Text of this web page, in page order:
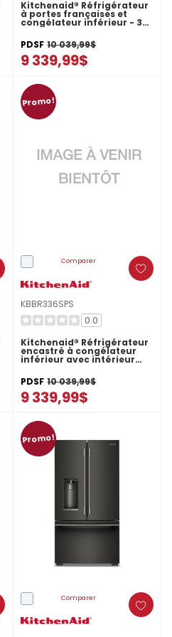
Kitchenaid® Réfrigérateur
à portes françaises et
congélateur inférieur - 36
po - 20.8 pi cu KBFN536SPS
PDSF 10 039,99$
9 339,99$
Promo!
Comparer
KBBR336SPS
0.0
Kitchenaid® Réfrigérateur
encastré à congélateur
inférieur avec intérieur
KBBR336SPS
PDSF 10 039,99$
9 339,99$
Promo!
Comparer